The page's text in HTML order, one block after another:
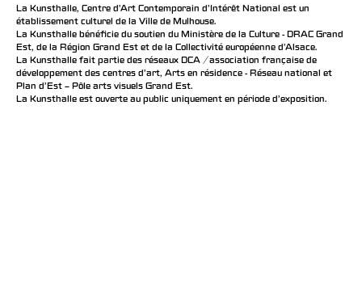
La Kunsthalle, Centre d’Art Contemporain d’Intérêt National est un
établissement culturel de la Ville de Mulhouse.
La Kunsthalle bénéficie du soutien du Ministère de la Culture - DRAC Grand
Est, de la Région Grand Est et de la Collectivité européenne d’Alsace.
La Kunsthalle fait partie des réseaux DCA / association française de
développement des centres d'art, Arts en résidence - Réseau national et
Plan d’Est – Pôle arts visuels Grand Est.
La Kunsthalle est ouverte au public uniquement en période d'exposition.